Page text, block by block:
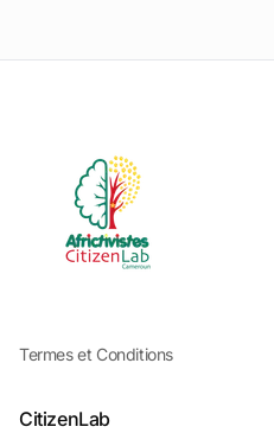
Termes et Conditions
CitizenLab